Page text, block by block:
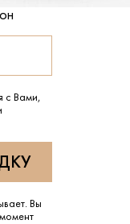
с Вами,
Вы